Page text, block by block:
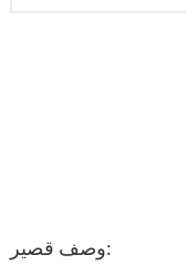
وصف قصير: